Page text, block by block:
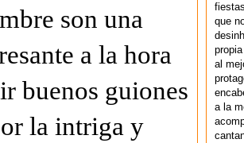
son una
a la hora
buenos guiones
la intriga y
que
al
a la